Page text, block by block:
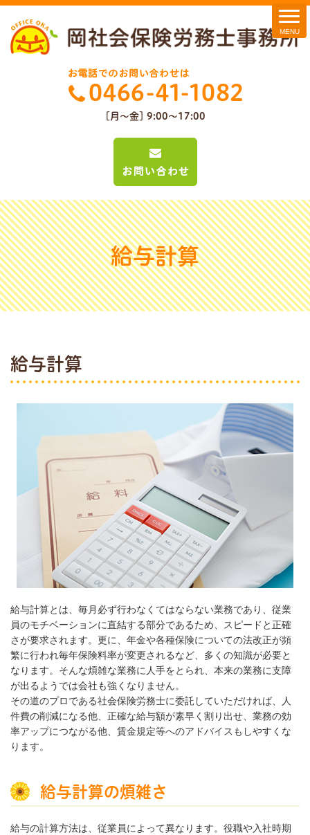
[月～金] 9:00～17:00
給与計算
給与計算
給与計算とは、毎月必ず行わなくてはならない業務であり、従業
員のモチベーションに直結する部分であるため、スピードと正確
さが要求されます。更に、年金や各種保険についての法改正が頻
繁に行われ毎年保険料率が変更されるなど、多くの知識が必要と
なります。そんな煩雑な業務に人手をとられ、本来の業務に支障
が出るようでは会社も強くなりません。
その道のプロである社会保険労務士に委託していただければ、人
件費の削減になる他、正確な給与額が素早く割り出せ、業務の効
率アップにつながる他、賃金規定等へのアドバイスもしやすくな
ります。
給与計算の煩雑さ
給与の計算方法は、従業員によって異なります。役職や入社時期